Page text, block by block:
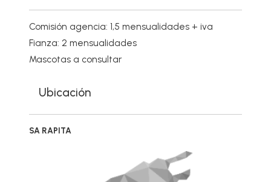
Comisión agencia: 1,5 mensualidades + iva
Fianza: 2 mensualidades
Mascotas a consultar
Ubicación
SA RAPITA